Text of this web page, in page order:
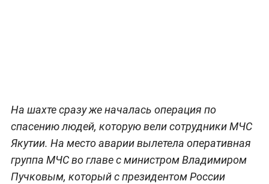
На шахте сразу же началась операция по
спасению людей, которую вели сотрудники МЧС
Якутии. На место аварии вылетела оперативная
группа МЧС во главе с министром Владимиром
Пучковым, который с президентом России